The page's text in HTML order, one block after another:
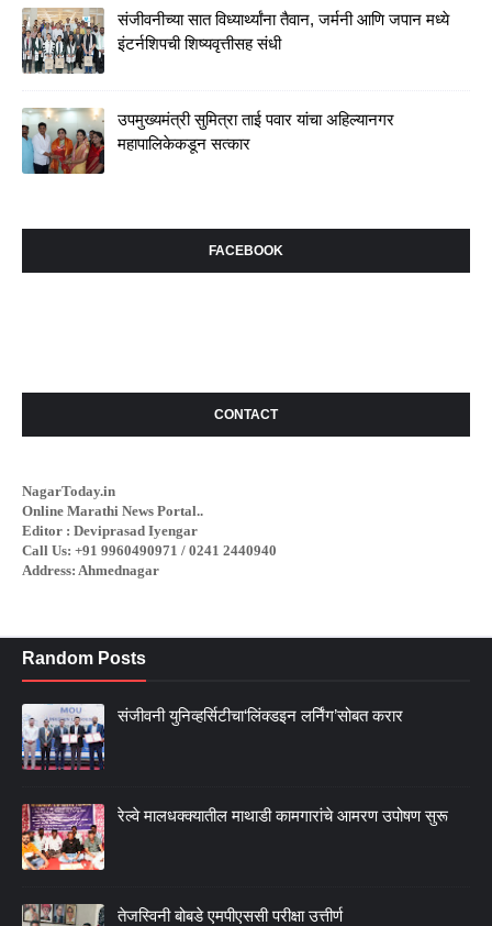
संजीवनीच्या सात विध्यार्थ्यांना तैवान, जर्मनी आणि जपान मध्ये
इंटर्नशिपची शिष्यवृत्तीसह संधी
उपमुख्यमंत्री सुमित्रा ताई पवार यांचा अहिल्यानगर
महापालिकेकडून सत्कार
FACEBOOK
CONTACT
NagarToday.in
Online Marathi News Portal..
Editor : Deviprasad Iyengar
Call Us: +91 9960490971 / 0241 2440940
Address: Ahmednagar
Random Posts
संजीवनी युनिव्हर्सिटीचा‘लिंक्डइन लर्निंग’सोबत करार
रेल्वे मालधक्क्यातील माथाडी कामगारांचे आमरण उपोषण सुरू
तेजस्विनी बोबडे एमपीएससी परीक्षा उत्तीर्ण